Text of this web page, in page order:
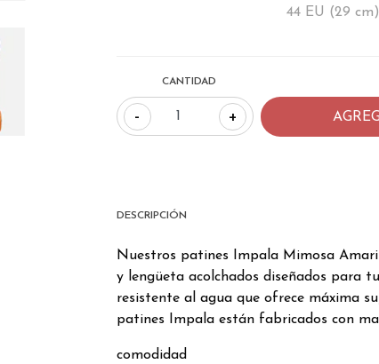
44 EU (29 cm)
CANTIDAD
- +
DESCRIPCIÓN
Nuestros patines Impala Mimosa
y lengüeta acolchados diseñados para
resistente al agua que ofrece máxima
patines Impala están fabricados con
comodidad